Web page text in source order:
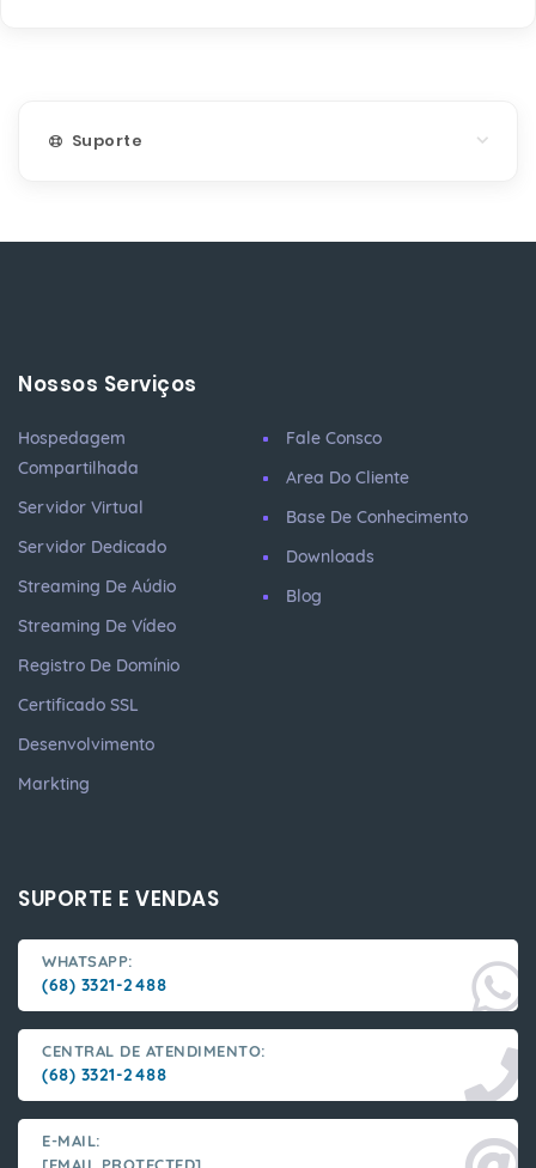
Suporte
Nossos Serviços
Hospedagem
Compartilhada
Servidor Virtual
Servidor Dedicado
Streaming De Aúdio
Streaming De Vídeo
Registro De Domínio
Certificado SSL
Desenvolvimento
Markting
Fale Consco
Area Do Cliente
Base De Conhecimento
Downloads
Blog
SUPORTE E VENDAS
WHATSAPP:
(68) 3321-2488
CENTRAL DE ATENDIMENTO:
(68) 3321-2488
E-MAIL: